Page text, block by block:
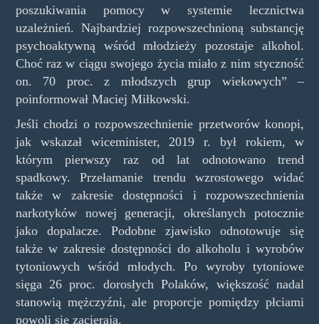
poszukiwania pomocy w systemie lecznictwa
uzależnień. Najbardziej rozpowszechnioną substancję
psychoaktywną wśród młodzieży pozostaje alkohol.
Choć raz w ciągu swojego życia miało z nim styczność
on. 70 proc. z młodszych grup wiekowych” –
poinformował Maciej Miłkowski.
Jeśli chodzi o rozpowszechnienie przetworów konopi,
jak wskazał wiceminister, 2019 r. był rokiem, w
którym pierwszy raz od lat odnotowano trend
spadkowy. Przełamanie trendu wzrostowego widać
także w zakresie dostępności i rozpowszechnienia
narkotyków nowej generacji, określanych potocznie
jako dopalacze. Podobne zjawisko odnotowuje się
także w zakresie dostępności do alkoholu i wyrobów
tytoniowych wśród młodych. Po wyroby tytoniowe
sięga 26 proc. dorosłych Polaków, większość nadal
stanowią mężczyźni, ale proporcje pomiędzy płciami
powoli się zacierają.